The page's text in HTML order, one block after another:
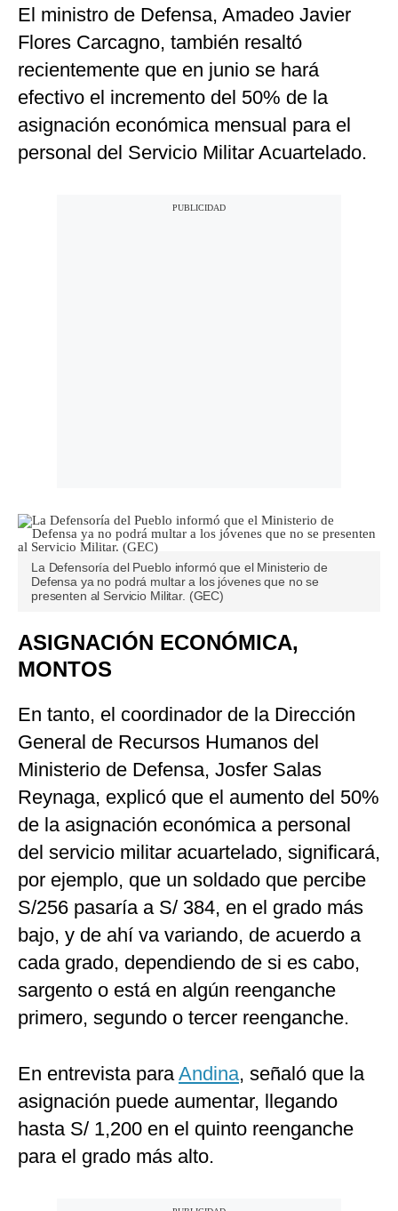
El ministro de Defensa, Amadeo Javier
Flores Carcagno, también resaltó
recientemente que en junio se hará
efectivo el incremento del 50% de la
asignación económica mensual para el
personal del Servicio Militar Acuartelado.
La Defensoría del Pueblo informó que el Ministerio de
Defensa ya no podrá multar a los jóvenes que no se
presenten al Servicio Militar. (GEC)
ASIGNACIÓN ECONÓMICA,
MONTOS
En tanto, el coordinador de la Dirección
General de Recursos Humanos del
Ministerio de Defensa, Josfer Salas
Reynaga, explicó que el aumento del 50%
de la asignación económica a personal
del servicio militar acuartelado, significará,
por ejemplo, que un soldado que percibe
S/256 pasaría a S/ 384, en el grado más
bajo, y de ahí va variando, de acuerdo a
cada grado, dependiendo de si es cabo,
sargento o está en algún reenganche
primero, segundo o tercer reenganche.
En entrevista paraAndina, señaló que la
asignación puede aumentar, llegando
hasta S/ 1,200 en el quinto reenganche
para el grado más alto.